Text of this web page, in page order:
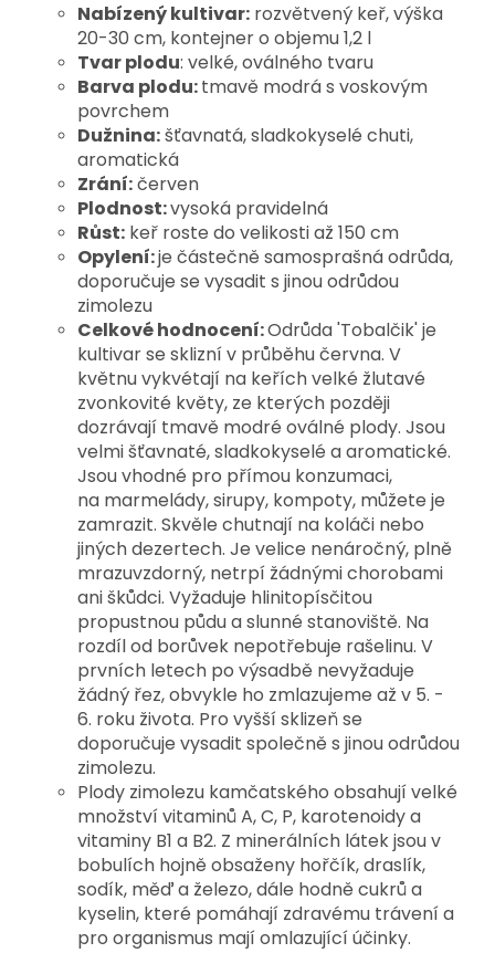
Nabízený kultivar: rozvětvený keř, výška
20-30 cm, kontejner o objemu 1,2 l
Tvar plodu: velké, oválného tvaru
Barva plodu:tmavě modrá s voskovým
povrchem
Dužnina:šťavnatá, sladkokyselé chuti,
aromatická
Zrání:červen
Plodnost:vysoká pravidelná
Růst: keř roste do velikosti až 150 cm
Opylení:je částečně samosprašná odrůda,
doporučuje se vysadit s jinou odrůdou
zimolezu
Celkové hodnocení:Odrůda 'Tobalčik' je
kultivar se sklizní v průběhu června. V
květnu vykvétají na keřích velké žlutavé
zvonkovité květy, ze kterých později
dozrávají tmavě modré oválné plody. Jsou
velmi šťavnaté, sladkokyselé a aromatické.
Jsou vhodné pro přímou konzumaci,
na marmelády, sirupy, kompoty, můžete je
zamrazit. Skvěle chutnají na koláči nebo
jiných dezertech. Je velice nenáročný, plně
mrazuvzdorný, netrpí žádnými chorobami
ani škůdci. Vyžaduje hlinitopísčitou
propustnou půdu a slunné stanoviště. Na
rozdíl od borůvek nepotřebuje rašelinu. V
prvních letech po výsadbě nevyžaduje
žádný řez, obvykle ho zmlazujeme až v 5. -
6. roku života. Pro vyšší sklizeň se
doporučuje vysadit společně s jinou odrůdou
zimolezu.
Plody zimolezu kamčatského obsahují velké
množství vitaminů A, C, P, karotenoidy a
vitaminy B1 a B2. Z minerálních látek jsou v
bobulích hojně obsaženy hořčík, draslík,
sodík, měď a železo, dále hodně cukrů a
kyselin, které pomáhají zdravému trávení a
pro organismus mají omlazující účinky.